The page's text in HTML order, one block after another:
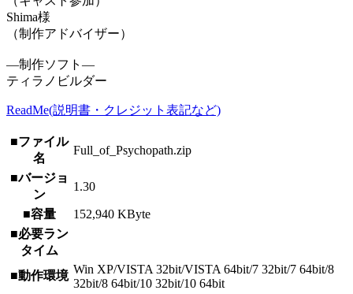
Shima様
（制作アドバイザー）
―制作ソフト―
ティラノビルダー
ReadMe(説明書・クレジット表記など)
■ファイル
名
Full_of_Psychopath.zip
■バージョ
ン
1.30
■容量
152,940 KByte
■必要ラン
タイム
■動作環境 Win XP/VISTA 32bit/VISTA 64bit/7 32bit/7 64bit/8
32bit/8 64bit/10 32bit/10 64bit